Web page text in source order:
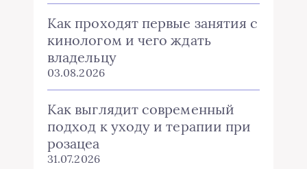
Как проходят первые занятия с
кинологом и чего ждать
владельцу
03.08.2026
Как выглядит современный
подход к уходу и терапии при
розацеа
31.07.2026